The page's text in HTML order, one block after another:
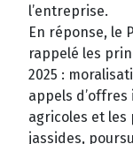
l’entreprise.
En réponse, le
rappelé les
2025 :
appels
agricoles et
jassides,